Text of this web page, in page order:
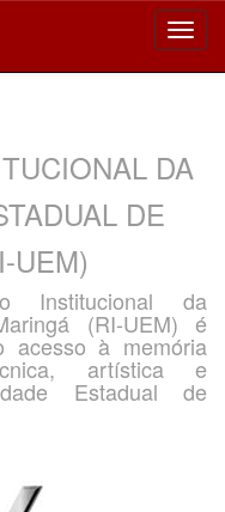
DA
DE
UEM)
Institucional da
(RI-UEM) é
acesso à memória
artística e
Estadual de